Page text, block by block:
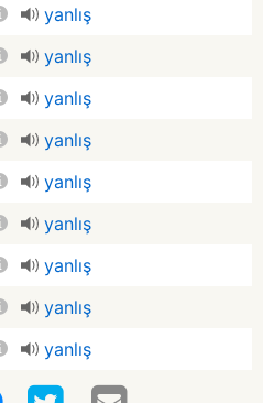
yanlış
yanlış
yanlış
yanlış
yanlış
yanlış
yanlış
yanlış
yanlış